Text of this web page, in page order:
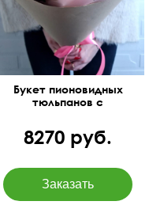
Букет пионовидных
тюльпанов с
8270 руб.